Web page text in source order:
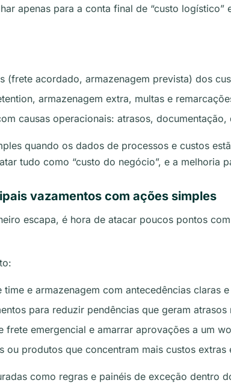
apenas para a conta final de “custo
(frete acordado, armazenagem prevista) dos
armazenagem extra, multas e
causas operacionais: atrasos,
quando os dados de processos e custos
tudo como “custo do negócio”, e a melhoria
vazamentos com ações simples
escapa, é hora de atacar poucos pontos
e armazenagem com antecedências claras
para reduzir pendências que geram atrasos
frete emergencial e amarrar aprovações a um
ou produtos que concentram mais custos
como regras e painéis de exceção dentro